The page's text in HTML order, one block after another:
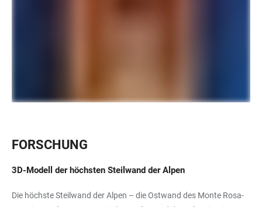
FORSCHUNG
3D-Modell der höchsten Steilwand der Alpen
Die höchste Steilwand der Alpen – die Ostwand des Monte Rosa-